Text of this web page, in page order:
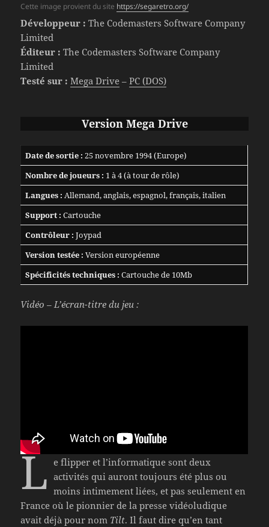
Cette image provient du site https://segaretro.org/
Développeur : The Codemasters Software Company
Limited
Éditeur : The Codemasters Software Company
Limited
Testé sur : Mega Drive –PC (DOS)
Version Mega Drive
Date de sortie : 25 novembre 1994 (Europe)
Nombre de joueurs : 1 à 4 (à tour de rôle)
Langues : Allemand, anglais, espagnol, français, italien
Support : Cartouche
Contrôleur : Joypad
Version testée : Version européenne
Spécificités techniques : Cartouche de 10Mb
Vidéo – L’écran-titre du jeu :
L e flipper et l’informatique sont deux
activités qui auront toujours été plus ou
moins intimement liées, et pas seulement en
France où le pionnier de la presse vidéoludique
avait déjà pour nom Tilt. Il faut dire qu’en tant